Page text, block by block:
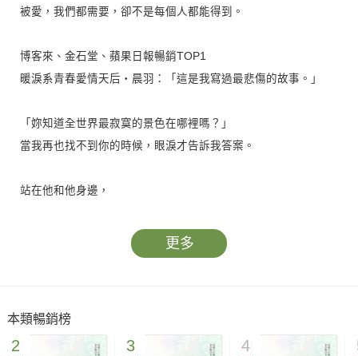
被愛，我們都需要，卻不是每個人都能得到。
博客來、金石堂、蘋果日報暢銷TOP1
暖淚系青春愛情天后‧晨羽：「這是我寫過最悲傷的故事。」
「妳知道全世界最寂寞的景色在哪裡嗎？」
當我再也找不到你的時候，眼淚才告訴我答案。
站在他和他身邊，
而是一個能讓她盡情哭泣的地方。
乖巧、隱忍是她二十七年來的生活準則，
原本枯槁的心彷彿有什麼開始悄悄萌芽。
更多
本類暢銷榜
2 3 4